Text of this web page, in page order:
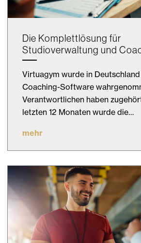
Die Komplettlösung für
Studioverwaltung und
Virtuagym wurde in
Coaching-Software
Verantwortlichen haben
letzten 12 Monaten wurde die…
mehr